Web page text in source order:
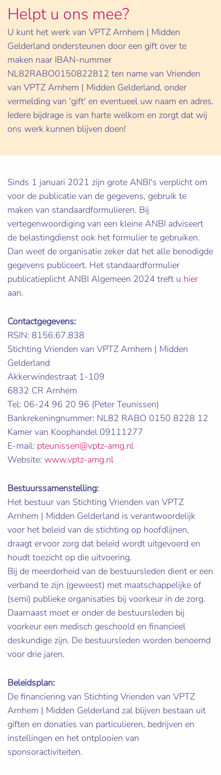
Helpt u ons mee?
U kunt het werk van VPTZ Arnhem | Midden
Gelderland ondersteunen door een gift over te
maken naar IBAN-nummer
NL82RABO0150822812 ten name van Vrienden
van VPTZ Arnhem | Midden Gelderland, onder
vermelding van 'gift' en eventueel uw naam en adres.
Iedere bijdrage is van harte welkom en zorgt dat wij
ons werk kunnen blijven doen!
Sinds 1 januari 2021 zijn grote ANBI's verplicht om
voor de publicatie van de gegevens, gebruik te
maken van standaardformulieren. Bij
vertegenwoordiging van een kleine ANBI adviseert
de belastingdienst ook het formulier te gebruiken.
Dan weet de organisatie zeker dat het alle benodigde
gegevens publiceert. Het standaardformulier
publicatieplicht ANBI Algemeen 2024 treft u hier
aan.
Contactgegevens:
RSIN: 8156.67.838
Stichting Vrienden van VPTZ Arnhem | Midden
Gelderland
Akkerwindestraat 1-109
6832 CR Arnhem
Tel: 06-24 96 20 96 (Peter Teunissen)
Bankrekeningnummer: NL82 RABO 0150 8228 12
Kamer van Koophandel 09111277
E-mail: pteunissen@vptz-amg.nl
Website: www.vptz-amg.nl
Bestuurssamenstelling:
Het bestuur van Stichting Vrienden van VPTZ
Arnhem | Midden Gelderland is verantwoordelijk
voor het beleid van de stichting op hoofdlijnen,
draagt ervoor zorg dat beleid wordt uitgevoerd en
houdt toezicht op die uitvoering.
Bij de meerderheid van de bestuursleden dient er een
verband te zijn (geweest) met maatschappelijke of
(semi) publieke organisaties bij voorkeur in de zorg.
Daarnaast moet er onder de bestuursleden bij
voorkeur een medisch geschoold en financieel
deskundige zijn. De bestuursleden worden benoemd
voor drie jaren.
Beleidsplan:
De financiering van Stichting Vrienden van VPTZ
Arnhem | Midden Gelderland zal blijven bestaan uit
giften en donaties van particulieren, bedrijven en
instellingen en het ontplooien van
sponsoractiviteiten.